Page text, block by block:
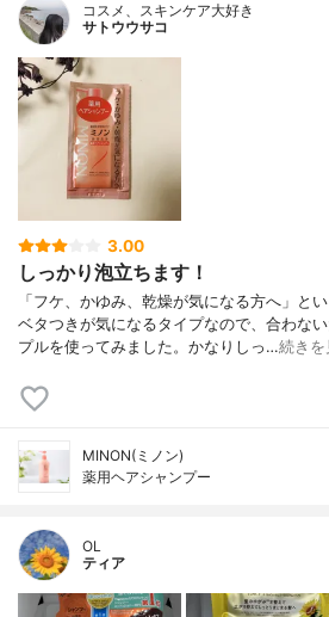
コスメ、スキンケア大好き
サトウウサコ
3.00
しっかり泡立ちます！
「フケ、かゆみ、乾燥が気になる方へ」と
ベタつきが気になるタイプなので、合わな
プルを使ってみました。かなりしっ…続きを
MINON(ミノン)
薬用ヘアシャンプー
OL
ティア